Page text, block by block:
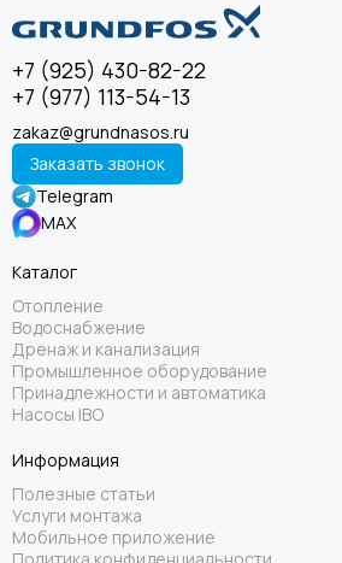
+7 (925) 430-82-22
+7 (977) 113-54-13
zakaz@grundnasos.ru
Заказать звонок
Telegram
MAX
Каталог
Отопление
Водоснабжение
Дренаж и канализация
Промышленное оборудование
Принадлежности и автоматика
Насосы IBO
Информация
Полезные статьи
Услуги монтажа
Мобильное приложение